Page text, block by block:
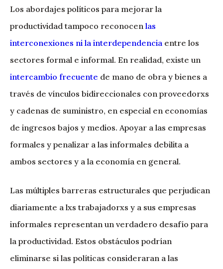
Los abordajes políticos para mejorar la
productividad tampoco reconocen las
interconexiones ni la interdependencia entre los
sectores formal e informal. En realidad, existe un
intercambio frecuente de mano de obra y bienes a
través de vínculos bidireccionales con proveedorxs
y cadenas de suministro, en especial en economías
de ingresos bajos y medios. Apoyar a las empresas
formales y penalizar a las informales debilita a
ambos sectores y a la economía en general.
Las múltiples barreras estructurales que perjudican
diariamente a lxs trabajadorxs y a sus empresas
informales representan un verdadero desafío para
la productividad. Estos obstáculos podrían
eliminarse si las políticas consideraran a las